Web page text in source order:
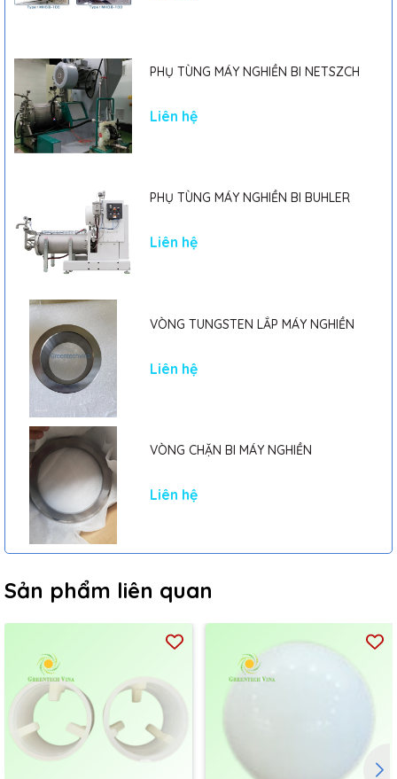
PHỤ TÙNG MÁY NGHIỀN BI NETSZCH
Liên hệ
PHỤ TÙNG MÁY NGHIỀN BI BUHLER
Liên hệ
VÒNG TUNGSTEN LẮP MÁY NGHIỀN
Liên hệ
VÒNG CHẶN BI MÁY NGHIỀN
Liên hệ
Sản phẩm liên quan